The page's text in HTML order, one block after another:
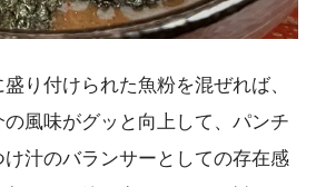
り付けられた魚粉を混ぜれば、
風味がグッと向上して、パンチ
汁のバランサーとしての存在感